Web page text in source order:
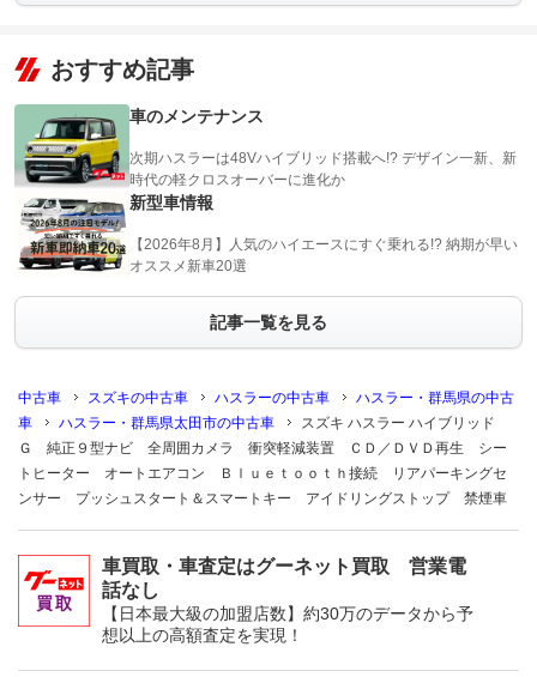
おすすめ記事
車のメンテナンス
次期ハスラーは48Vハイブリッド搭載へ!? デザイン一新、新
時代の軽クロスオーバーに進化か
新型車情報
【2026年8月】人気のハイエースにすぐ乗れる!? 納期が早い
オススメ新車20選
記事一覧を見る
中古車 スズキの中古車 ハスラーの中古車
ハスラー・群馬県の中古
車
ハスラー・群馬県太田市の中古車
スズキ ハスラー ハイブリッド
Ｇ 純正９型ナビ 全周囲カメラ 衝突軽減装置 ＣＤ／ＤＶＤ再生 シー
トヒーター オートエアコン Ｂｌｕｅｔｏｏｔｈ接続 リアパーキングセ
ンサー プッシュスタート＆スマートキー アイドリングストップ 禁煙車
車買取・車査定はグーネット買取 営業電
話なし
【日本最大級の加盟店数】約30万のデータから予
想以上の高額査定を実現！